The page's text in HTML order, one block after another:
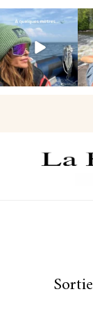
Voir une baleine
en photo, c’est
impressionnant
🐋...